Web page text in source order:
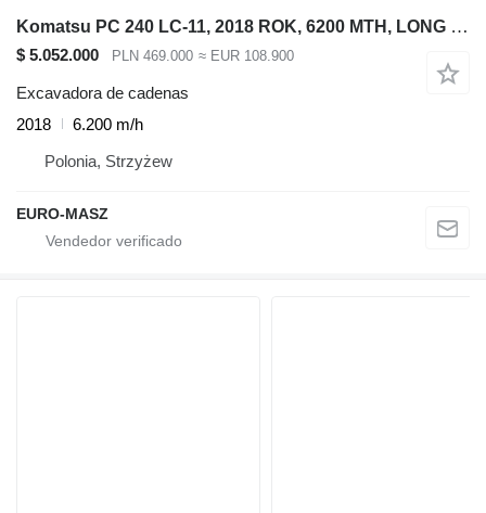
Komatsu PC 240 LC-11, 2018 ROK, 6200 MTH, LONG REACH
$ 5.052.000 PLN 469.000 ≈ EUR 108.900
Excavadora de cadenas
2018
6.200 m/h
Polonia, Strzyżew
EURO-MASZ